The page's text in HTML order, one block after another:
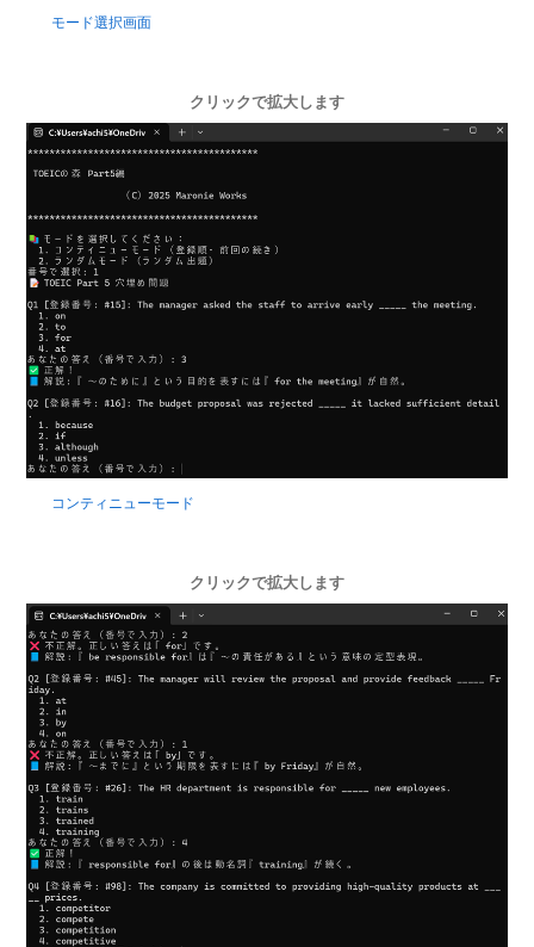
モード選択画面
クリックで拡大します
コンティニューモード
クリックで拡大します